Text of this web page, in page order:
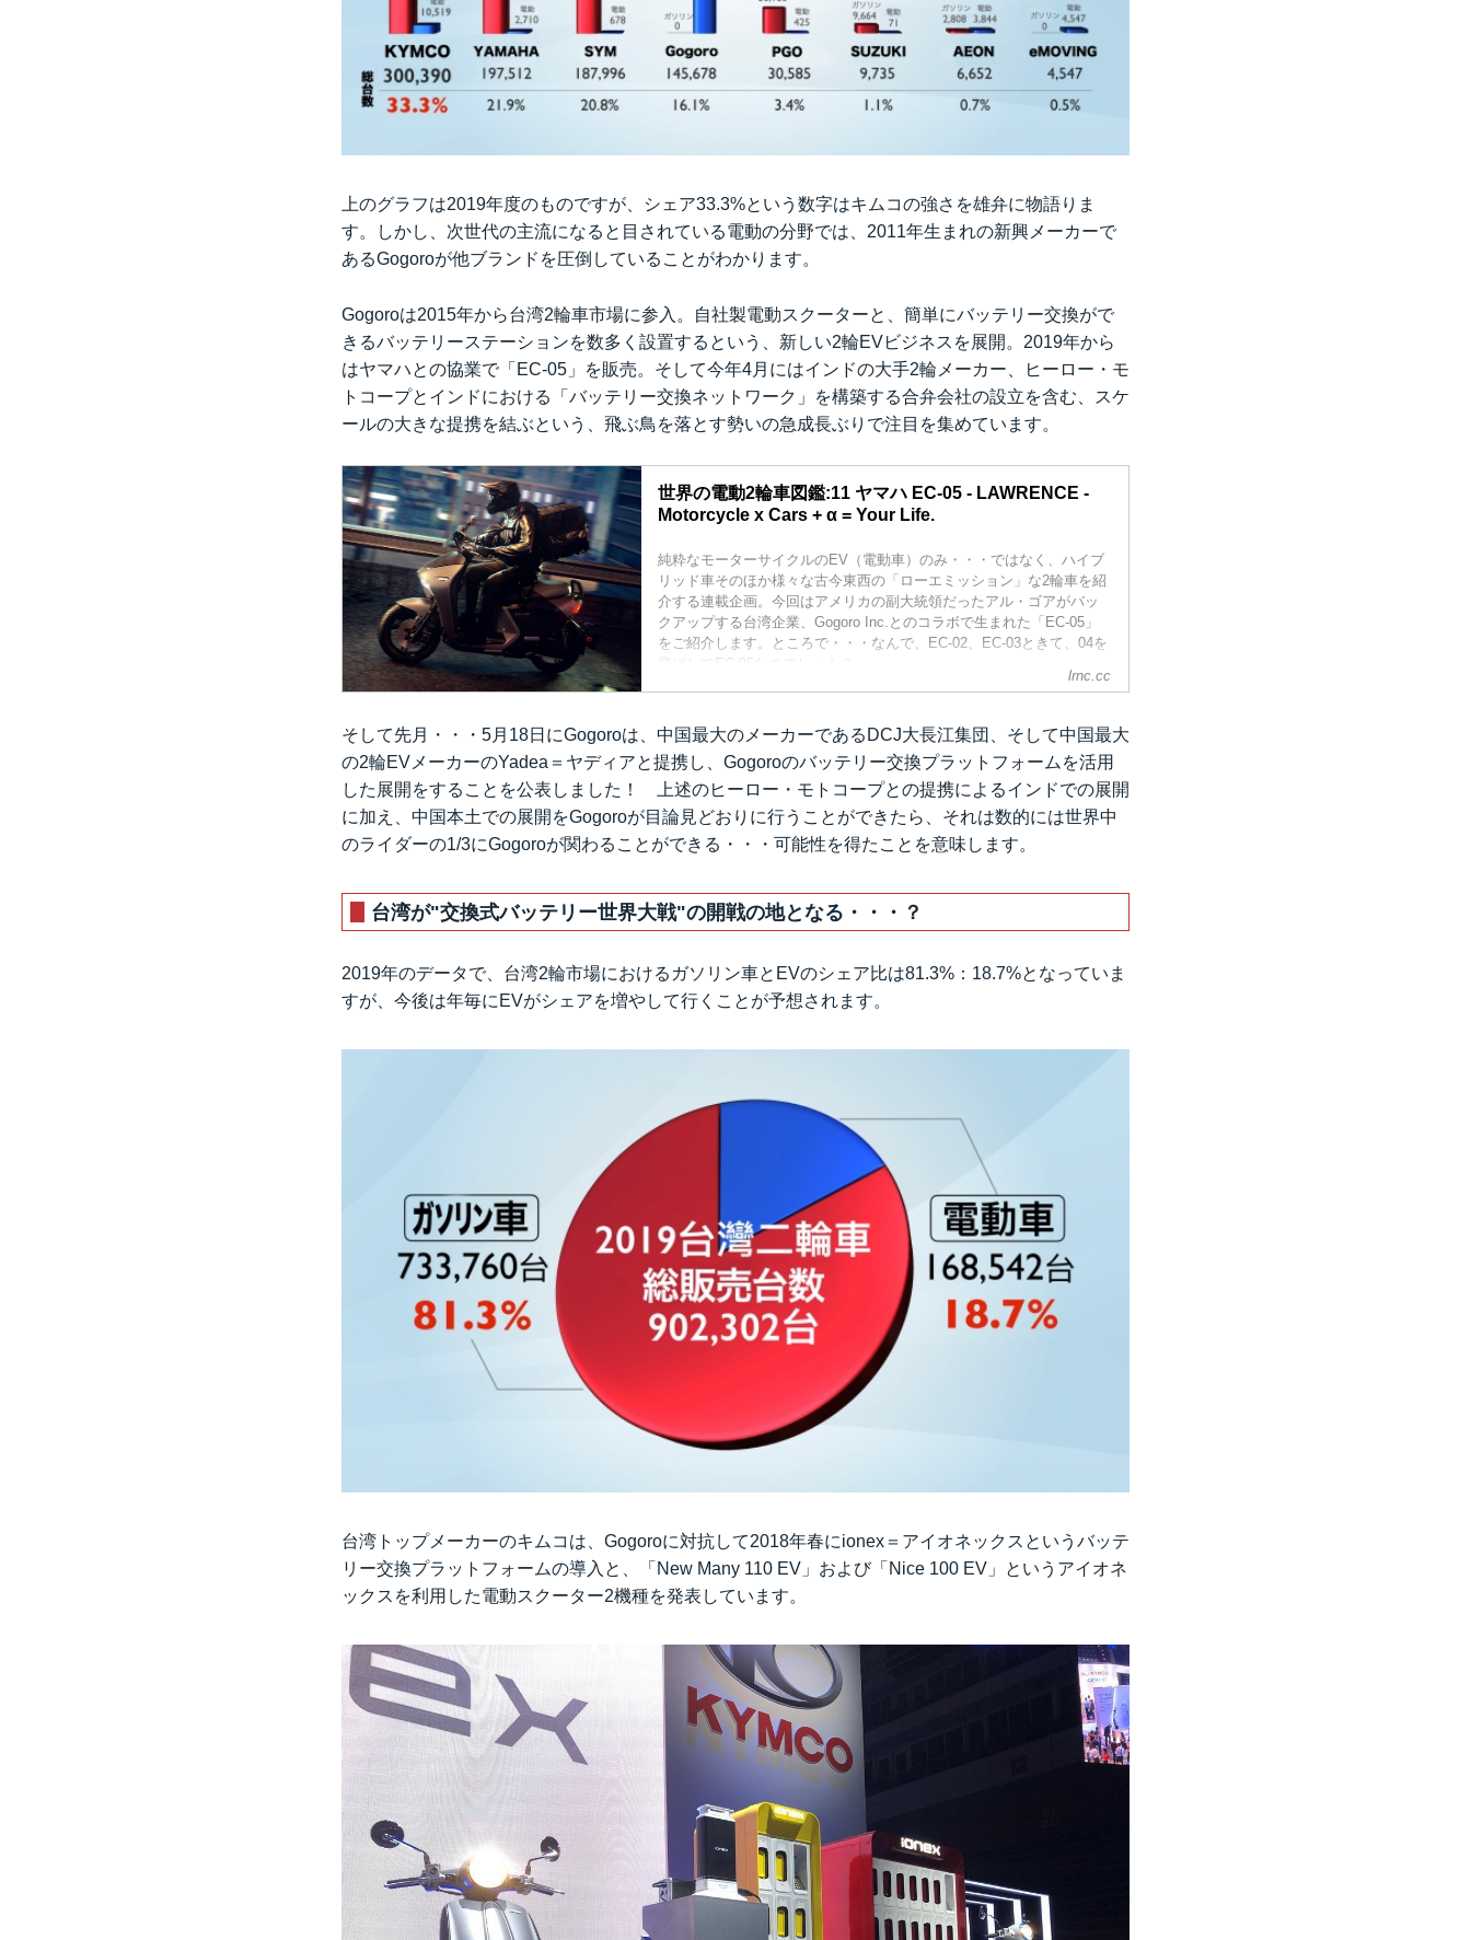
上のグラフは2019年度のものですが、シェア33.3%という数字はキムコの強さを雄弁に物語りま
す。しかし、次世代の主流になると目されている電動の分野では、2011年生まれの新興メーカーで
あるGogoroが他ブランドを圧倒していることがわかります。
Gogoroは2015年から台湾2輪車市場に参入。自社製電動スクーターと、簡単にバッテリー交換がで
きるバッテリーステーションを数多く設置するという、新しい2輪EVビジネスを展開。2019年から
はヤマハとの協業で「EC-05」を販売。そして今年4月にはインドの大手2輪メーカー、ヒーロー・モ
トコープとインドにおける「バッテリー交換ネットワーク」を構築する合弁会社の設立を含む、スケ
ールの大きな提携を結ぶという、飛ぶ鳥を落とす勢いの急成長ぶりで注目を集めています。
世界の電動2輪車図鑑:11 ヤマハ EC-05 - LAWRENCE -
Motorcycle x Cars + α = Your Life.
純粋なモーターサイクルのEV（電動車）のみ・・・ではなく、ハイブ
リッド車そのほか様々な古今東西の「ローエミッション」な2輪車を紹
介する連載企画。今回はアメリカの副大統領だったアル・ゴアがバッ
クアップする台湾企業、Gogoro Inc.とのコラボで生まれた「EC-05」
をご紹介します。ところで・・・なんで、EC-02、EC-03ときて、04を
飛ばしてEC-05なのでしょう？
lrnc.cc
そして先月・・・5月18日にGogoroは、中国最大のメーカーであるDCJ大長江集団、そして中国最大
の2輪EVメーカーのYadea＝ヤディアと提携し、Gogoroのバッテリー交換プラットフォームを活用
した展開をすることを公表しました！ 上述のヒーロー・モトコープとの提携によるインドでの展開
に加え、中国本土での展開をGogoroが目論見どおりに行うことができたら、それは数的には世界中
のライダーの1/3にGogoroが関わることができる・・・可能性を得たことを意味します。
台湾が"交換式バッテリー世界大戦"の開戦の地となる・・・？
2019年のデータで、台湾2輪市場におけるガソリン車とEVのシェア比は81.3%：18.7%となっていま
すが、今後は年毎にEVがシェアを増やして行くことが予想されます。
台湾トップメーカーのキムコは、Gogoroに対抗して2018年春にionex＝アイオネックスというバッテ
リー交換プラットフォームの導入と、「New Many 110 EV」および「Nice 100 EV」というアイオネ
ックスを利用した電動スクーター2機種を発表しています。